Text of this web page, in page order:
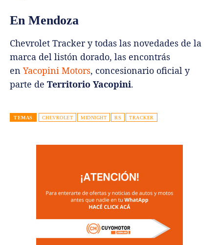
En Mendoza
Chevrolet Tracker y todas las novedades de la
marca del listón dorado, las encontrás
en Yacopini Motors, concesionario oficial y
parte de Territorio Yacopini.
TEMAS CHEVROLET MIDNIGHT RS TRACKER